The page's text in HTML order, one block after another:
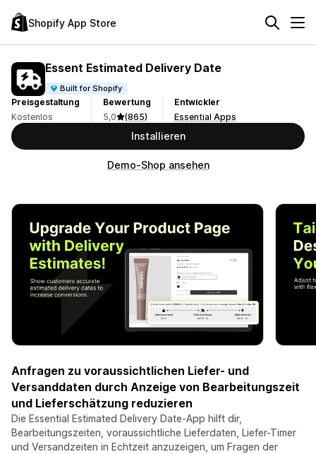
Shopify App Store
Essent Estimated Delivery Date
Built for Shopify
Preisgestaltung
Kostenlos
Bewertung
5,0
(865)
Entwickler
Essential Apps
Installieren
Demo-Shop ansehen
Anfragen zu voraussichtlichen Liefer- und
Versanddaten durch Anzeige von Bearbeitungszeit
und Lieferschätzung reduzieren
Die Essential Estimated Delivery Date-App hilft dir,
Bearbeitungszeiten, voraussichtliche Lieferdaten, Liefer-Timer
und Versandzeiten in Echtzeit anzuzeigen, um Fragen der